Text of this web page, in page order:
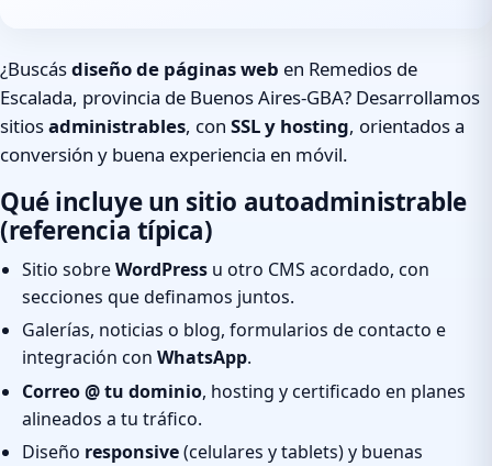
¿Buscásdiseño de páginas web en Remedios de
Escalada, provincia de Buenos Aires-GBA? Desarrollamos
sitiosadministrables, con SSL y hosting, orientados a
conversión y buena experiencia en móvil.
Qué incluye un sitio autoadministrable
(referencia típica)
Sitio sobreWordPress u otro CMS acordado, con
secciones que definamos juntos.
Galerías, noticias o blog, formularios de contacto e
integración con WhatsApp.
Correo @ tu dominio, hosting y certificado en planes
alineados a tu tráfico.
Diseño responsive(celulares y tablets) y buenas